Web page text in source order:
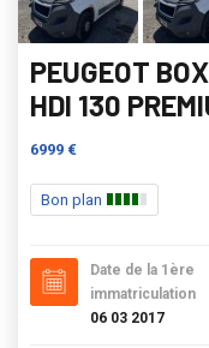
PEUGEOT
HDI 130
6999 €
Bon plan
Date de la 1ère
immatriculation
06 03 2017